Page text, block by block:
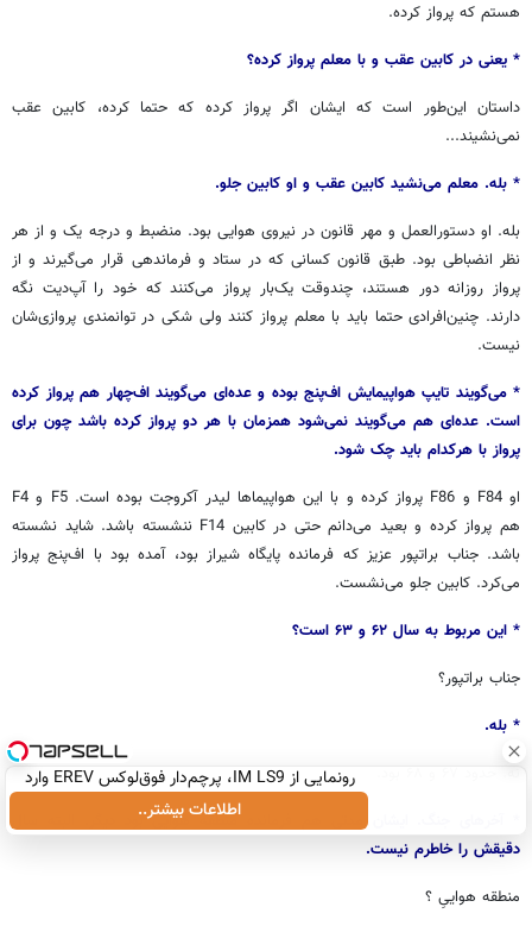
هستم که پرواز کرده.
* یعنی در کابین عقب و با معلم پرواز کرده؟
داستان این‌طور است که ایشان اگر پرواز کرده که حتما کرده، کابین عقب
نمی‌نشیند...
* بله. معلم می‌نشید کابین عقب و او کابین جلو.
بله. او دستورالعمل و مهر قانون در نیروی هوایی بود. منضبط و درجه یک و از هر
نظر انضباطی بود. طبق قانون کسانی که در ستاد و فرماندهی قرار می‌گیرند و از
پرواز روزانه دور هستند، چندوقت یک‌بار پرواز می‌کنند که خود را آپ‌دیت نگه
دارند. چنین‌افرادی حتما باید با معلم پرواز کنند ولی شکی در توانمندی پروازی‌شان
نیست.
* می‌گویند تایپ هواپیمایش اف‌پنج بوده و عده‌ای می‌گویند اف‌چهار هم پرواز کرده
است. عده‌ای هم می‌گویند نمی‌شود همزمان با هر دو پرواز کرده باشد چون برای
پرواز با هرکدام باید چک شود.
او F84 و F86 پرواز کرده و با این هواپیماها لیدر آکروجت بوده است. F5 و F4
هم پرواز کرده و بعید می‌دانم حتی در کابین F14 ننشسته باشد. شاید نشسته
باشد. جناب براتپور عزیز که فرمانده پایگاه شیراز بود، آمده بود با اف‌پنج پرواز
می‌کرد. کابین جلو می‌نشست.
* این مربوط به سال ۶۲ و ۶۳ است؟
جناب براتپور؟
* بله.
نه. حدود ۶۷ و ۶۸ بود.
* آخرهای جنگ. ایشان مدتی هم فرمانده منطقه هوایی بود دیگر. البته سال
دقیقش را خاطرم نیست.
منطقه هواییِ ؟
رونمایی از IM LS9، پرچم‌دار فوق‌لوکس EREV وارد
بازار ایران شد
اطلاعات بیشتر..